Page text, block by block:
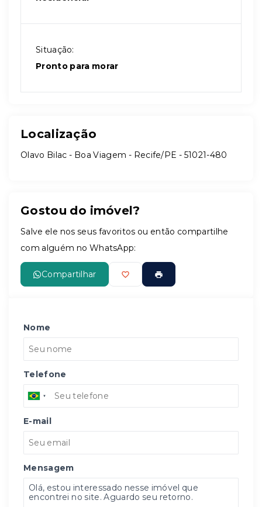
Situação:
Pronto para morar
Localização
Olavo Bilac - Boa Viagem - Recife/PE - 51021-480
Gostou do imóvel?
Salve ele nos seus favoritos ou então compartilhe
com alguém no WhatsApp:
Compartilhar
Nome
Telefone
E-mail
Mensagem